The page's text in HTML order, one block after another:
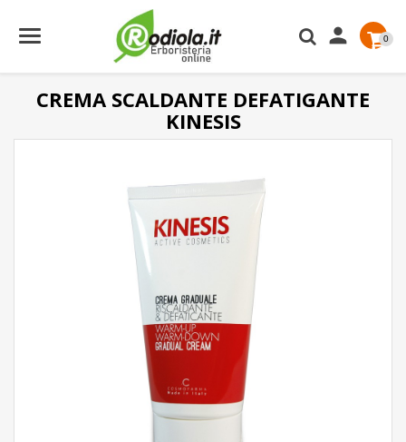
 0
CREMA SCALDANTE DEFATIGANTE
KINESIS